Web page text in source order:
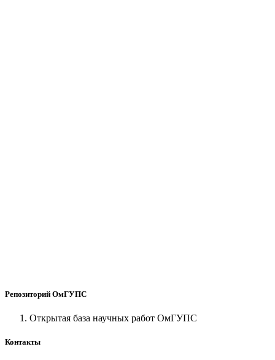
Репозиторий ОмГУПС
Открытая база научных работ ОмГУПС
Контакты